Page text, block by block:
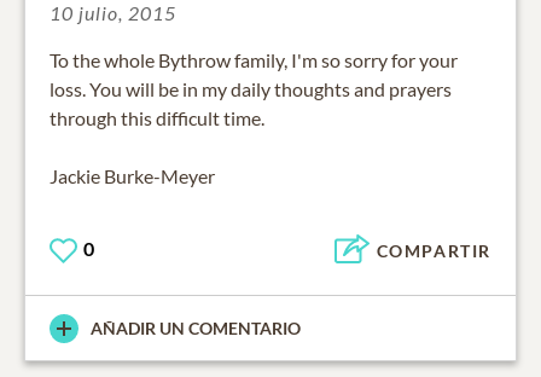
10 julio, 2015
To the whole Bythrow family, I'm so sorry for your
loss. You will be in my daily thoughts and prayers
through this difficult time.
Jackie Burke-Meyer
0 COMPARTIR
AÑADIR UN COMENTARIO